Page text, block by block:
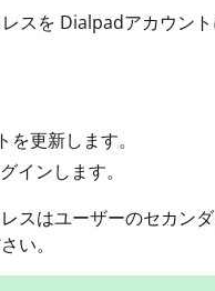
を Dialpadアカウン
更新します。
インします。
スはユーザーのセカン
い。